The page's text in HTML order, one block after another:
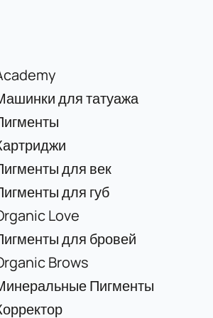
для татуажа
для век
для губ
Love
для бровей
Brows
Пигменты